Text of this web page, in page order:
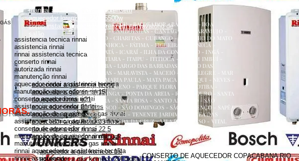
aquecedor a gás komeco 15l
aquecedor a gás komeco 20l digital
aquecedor a gás rinnai preço
aquecedor a gás rinnai 15l
aquecedor rinnai e21
aquecedor rinnai 21 litros
aquecedor a gás preço
aquecedor a gás rinnai 35 litros
aquecedor a gás rinnai 22 5
aquecedor a gás rinnai manual
CONSERTO DE AQUECEDOR COPACABANA RIO
assistencia tecnica rinnai
assistencia rinnai
rinnai assistencia tecnica
conserto rinnai
autorizada rinnai
manutenção rinnai
aquecedor rinnai assistencia tecnica
manutenção aquecedores rinnai
conserto aquecedores rinnai
assistencia aquecedor rinnai
manutenção de aquecedor a gas rinnai
assistencia tecnica aquecedor rinnai
conserto de aquecedor rinnai
manutenção de aquecedor rinnai
manutenção aquecedor a gas rinnai
rinnai aquecedores assistencia tecnica
rinnai assistencia
aquecedor lorenzetti água da rua
manual aquecedor versátil lorenzetti
aquecedor lorenzetti 220v 5500w
como instalar aquecedor lorenzetti em lavatório de
salão
AMARAL PEIXOTO 252 CENTRO NITERÓI
NITERÓI RJ
ATALAIA - BADU - BALDEADOR - BARRETO - BOA
VIAGEM - CAMBOINHAS - CANTAGALO - CARAMUJO -
CENTRO - CHARITAS - CUBANGO - ENGENHO DO MATO
- ENGENHOCA - FÁTIMA - FIGUEIRA - FONSECA -
GRAGOATÁ - ICARAÍ - ILHA DA CONCEIÇÃO - INGÁ -
ITACOATIARA - ITAIPU - ITITIOCA - JARDIM IMBUÍ -
JURUJUBA - LARGO DAS BARRADAS - LARGO DAS
BATALHAS - MARAVISTA - MACEIÓ - MAR ALEGRE - MAR
AZUL - MARIA PAULA - MATA PACA - MURIQUI - NEVES -
PADRE PEQUENO - PARQUE FLORA - PENDOTIBA -
PIRATININGA - PONTA DA AREIA - RIO DO OURO - SANTA
BÁRBARA - SANTA ROSA - SANTO ANTÔNIO - SÃO
FRANCISCO - SÃO DOMINGOS - SÃO LOURENÇO - SAPÊ -
SERRA GRANDE - TENENTE JARDIM - VARZEA DAS
MOÇAS - VENDA DA CRUZ - VILA PROGRESSO - VITAL
BRASIL